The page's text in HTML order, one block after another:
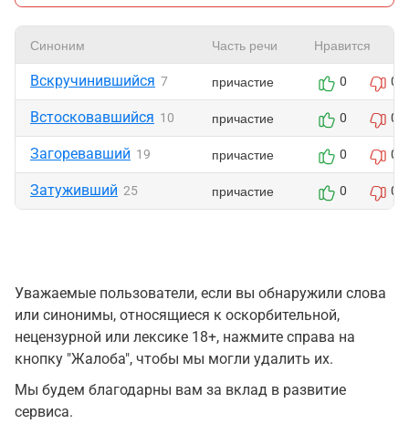
Синоним Часть речи Нравится
Вскручинившийся 7 причастие 0 0
Встосковавшийся 10 причастие 0 0
Загоревавший 19 причастие 0 0
Затуживший 25 причастие 0 0
Уважаемые пользователи, если вы обнаружили слова
или синонимы, относящиеся к оскорбительной,
нецензурной или лексике 18+, нажмите справа на
кнопку "Жалоба", чтобы мы могли удалить их.
Мы будем благодарны вам за вклад в развитие
сервиса.